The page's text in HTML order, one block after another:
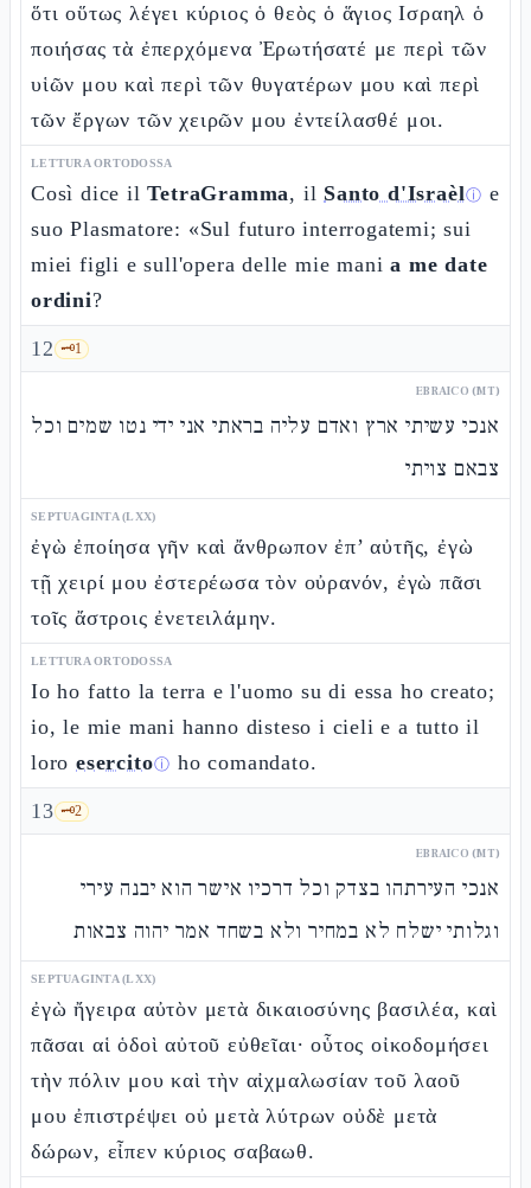
ὅτι οὕτως λέγει κύριος ὁ θεὸς ὁ ἅγιος Ισραηλ ὁ
ποιήσας τὰ ἐπερχόμενα Ἐρωτήσατέ με περὶ τῶν
υἱῶν μου καὶ περὶ τῶν θυγατέρων μου καὶ περὶ
τῶν ἔργων τῶν χειρῶν μου ἐντείλασθέ μοι.
LETTURA ORTODOSSA
Così dice ilTetraGramma, il Santo d'Israèlⓘ e
suo Plasmatore: «Sul futuro interrogatemi; sui
miei figli e sull'opera delle mie mania me date
ordini?
12 🗝️1
EBRAICO (MT)
אנכי עשיתי ארץ ואדם עליה בראתי אני ידי נטו שמים וכל
צבאם צויתי
SEPTUAGINTA (LXX)
ἐγὼ ἐποίησα γῆν καὶ ἄνθρωπον ἐπ’ αὐτῆς, ἐγὼ
τῇ χειρί μου ἐστερέωσα τὸν οὐρανόν, ἐγὼ πᾶσι
τοῖς ἄστροις ἐνετειλάμην.
LETTURA ORTODOSSA
Io ho fatto la terra e l'uomo su di essa ho creato;
io, le mie mani hanno disteso i cieli e a tutto il
loro esercitoⓘ ho comandato.
13 🗝️2
EBRAICO (MT)
אנכי העירתהו בצדק וכל דרכיו אישר הוא יבנה עירי
וגלותי ישלח לא במחיר ולא בשחד אמר יהוה צבאות
SEPTUAGINTA (LXX)
ἐγὼ ἤγειρα αὐτὸν μετὰ δικαιοσύνης βασιλέα, καὶ
πᾶσαι αἱ ὁδοὶ αὐτοῦ εὐθεῖαι· οὗτος οἰκοδομήσει
τὴν πόλιν μου καὶ τὴν αἰχμαλωσίαν τοῦ λαοῦ
μου ἐπιστρέψει οὐ μετὰ λύτρων οὐδὲ μετὰ
δώρων, εἶπεν κύριος σαβαωθ.